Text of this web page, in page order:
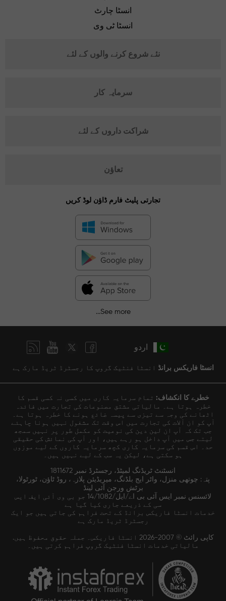
انسٹا چارٹ
انسٹا ٹی وی
نئے شروع کرنے والوں کے لئے
سرمایہ کار
شراکت داروں کے لئے
تعاؤن
تجارتی پلیٹ فارم ڈاؤن لوڈ کریں
See more...
اردو
انسٹا فاریکس برانڈ انسٹا فنٹیک گروپ کا رجسٹرڈ ٹریڈ مارک ہے
خطرے کا انکشاف: تمام سرمایہ کاری میں کسی نہ کسی قسم کا
خطرہ ہوتا ہے۔ مالیاتی مشتق مصنوعات کی تجارت میں فائدہ
اٹھانے کی وجہ سے تیزی سے پیسہ ضائع ہونے کا خطرہ ہوتا ہے۔
آپ کو ان آلات کی تجارت میں اس وقت تک مشغول نہیں ہونا چاہئے
جب تک کہ آپ ان لین دین کی نوعیت کو مکمل طور پر نہیں سمجھ
لیتے جس میں آپ داخل ہو رہے ہیں، اور آپ کی نمائش کی حقیقی
حد۔ اس قسم کی سرمایہ کاری کچھ سرمایہ کاروں کے لیے موزوں
ہو سکتی ہے، لیکن یہ سب کے لیے نہیں ہیں۔
انسٹنٹ ٹریڈنگ لمیٹڈ، رجسٹرڈ نمبر 1811672
پتہ: چوتھی منزل، واٹر ایج بلڈنگ، میریڈیئن پلازہ، روڈ ٹاؤن، ٹورٹولا،
برٹش ورجن آئی لینڈ
لائسنس نمبر ایس آئی بی اے/ایل/14/1082 جو بی وی آئی ایف ایس
سی کے ذریعے جاری کیا گیا ہے
خدمات انسٹا فاریکس برانڈ کے تحت فراہم کی جاتی ہیں جو ایک
رجسٹرڈ ٹریڈ مارک ہے
کاپی رائٹ © 2007-2026 انسٹا فاریکس۔ جملہ حقوق محفوظ ہیں.
مالیاتی خدمات انسٹا فنٹیک گروپ فراہم کرتی ہیں۔